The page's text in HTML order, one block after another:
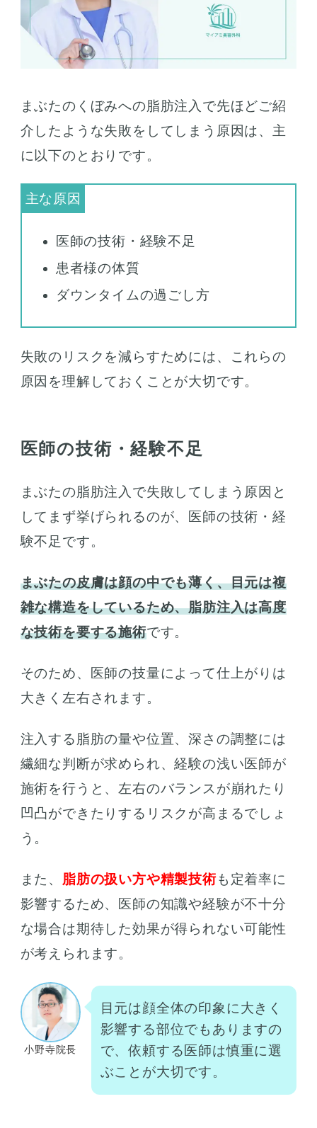
まぶたのくぼみへの脂肪注入で先ほどご紹
介したような失敗をしてしまう原因は、主
に以下のとおりです。
医師の技術・経験不足
患者様の体質
ダウンタイムの過ごし方
失敗のリスクを減らすためには、これらの
原因を理解しておくことが大切です。
医師の技術・経験不足
まぶたの脂肪注入で失敗してしまう原因と
してまず挙げられるのが、医師の技術・経
験不足です。
まぶたの皮膚は顔の中でも薄く、目元は複
雑な構造をしているため、脂肪注入は高度
な技術を要する施術です。
そのため、医師の技量によって仕上がりは
大きく左右されます。
注入する脂肪の量や位置、深さの調整には
繊細な判断が求められ、経験の浅い医師が
施術を行うと、左右のバランスが崩れたり
凹凸ができたりするリスクが高まるでしょ
う。
また、 脂肪の扱い方や精製技術も定着率に
影響するため、医師の知識や経験が不十分
な場合は期待した効果が得られない可能性
が考えられます。
小野寺院長
目元は顔全体の印象に大きく
影響する部位でもありますの
で、依頼する医師は慎重に選
ぶことが大切です。